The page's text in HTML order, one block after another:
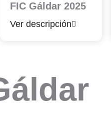
FIC Gáldar 2025
Ver descripción